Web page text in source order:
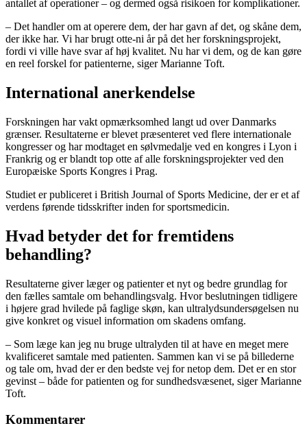
antallet af operationer – og dermed også risikoen for komplikationer.
– Det handler om at operere dem, der har gavn af det, og skåne dem,
der ikke har. Vi har brugt otte-ni år på det her forskningsprojekt,
fordi vi ville have svar af høj kvalitet. Nu har vi dem, og de kan gøre
en reel forskel for patienterne, siger Marianne Toft.
International anerkendelse
Forskningen har vakt opmærksomhed langt ud over Danmarks
grænser. Resultaterne er blevet præsenteret ved flere internationale
kongresser og har modtaget en sølvmedalje ved en kongres i Lyon i
Frankrig og er blandt top otte af alle forskningsprojekter ved den
Europæiske Sports Kongres i Prag.
Studiet er publiceret i British Journal of Sports Medicine, der er et af
verdens førende tidsskrifter inden for sportsmedicin.
Hvad betyder det for fremtidens
behandling?
Resultaterne giver læger og patienter et nyt og bedre grundlag for
den fælles samtale om behandlingsvalg. Hvor beslutningen tidligere
i højere grad hvilede på faglige skøn, kan ultralydsundersøgelsen nu
give konkret og visuel information om skadens omfang.
– Som læge kan jeg nu bruge ultralyden til at have en meget mere
kvalificeret samtale med patienten. Sammen kan vi se på billederne
og tale om, hvad der er den bedste vej for netop dem. Det er en stor
gevinst – både for patienten og for sundhedsvæsenet, siger Marianne
Toft.
Kommentarer